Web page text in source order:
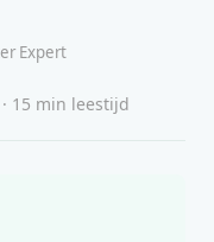
Expert
15 min leestijd